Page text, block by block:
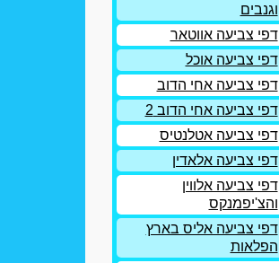
וגנבים
דפי צביעה אווטאר
דפי צביעה אוכל
דפי צביעה אחי הדוב
דפי צביעה אחי הדוב 2
דפי צביעה אטלנטיס
דפי צביעה אלאדין
דפי צביעה אלווין
והצ'יפמנקס
דפי צביעה אליס בארץ
הפלאות